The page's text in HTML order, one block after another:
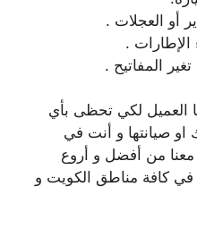
أو العجلات .
.
المفاتيح .
العميل لكي تحظى بأي
صيانتها و أنت في
معنا من أفضل و أروع
في كافة مناطق الكويت و